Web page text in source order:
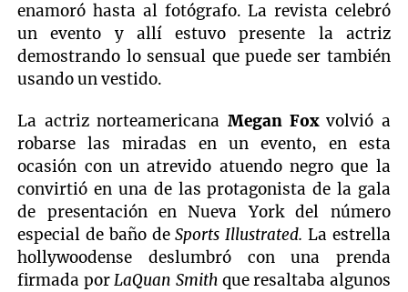
enamoró hasta al fotógrafo. La revista celebró
un evento y allí estuvo presente la actriz
demostrando lo sensual que puede ser también
usando un vestido.
La actriz norteamericana Megan Foxvolvió a
robarse las miradas en un evento, en esta
ocasión con un atrevido atuendo negro que la
convirtió en una de las protagonista de la gala
de presentación en Nueva York del número
especial de baño deSports Illustrated. La estrella
hollywoodense deslumbró con una prenda
firmada porLaQuan Smith que resaltaba algunos